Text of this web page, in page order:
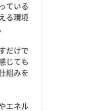
ている
る環境
だけで
じても
組みを
エネル